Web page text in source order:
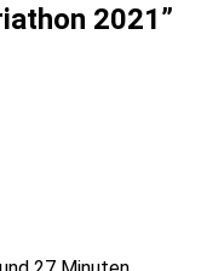
2021”